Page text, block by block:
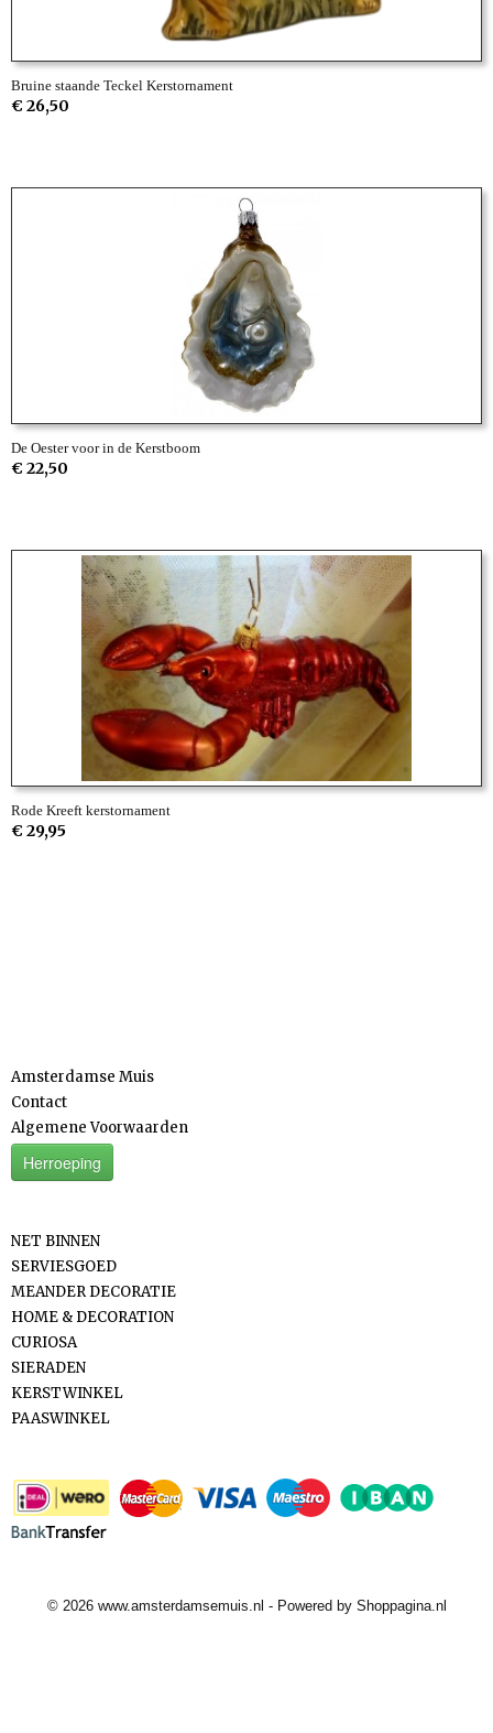
Bruine staande Teckel Kerstornament
€ 26,50
De Oester voor in de Kerstboom
€ 22,50
Rode Kreeft kerstornament
€ 29,95
Amsterdamse Muis
Contact
Algemene Voorwaarden
Herroeping
NET BINNEN
SERVIESGOED
MEANDER DECORATIE
HOME & DECORATION
CURIOSA
SIERADEN
KERSTWINKEL
PAASWINKEL
© 2026 www.amsterdamsemuis.nl - Powered by Shoppagina.nl